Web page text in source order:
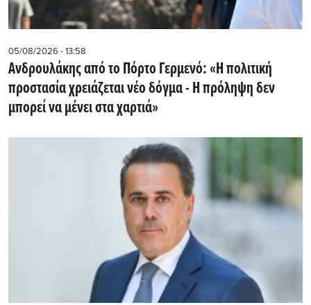
05/08/2026 - 13:58
Ανδρουλάκης από το Πόρτο Γερμενό: «Η πολιτική
προστασία χρειάζεται νέο δόγμα - Η πρόληψη δεν
μπορεί να μένει στα χαρτιά»